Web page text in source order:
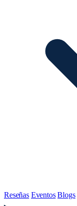
Reseñas Eventos Blogs